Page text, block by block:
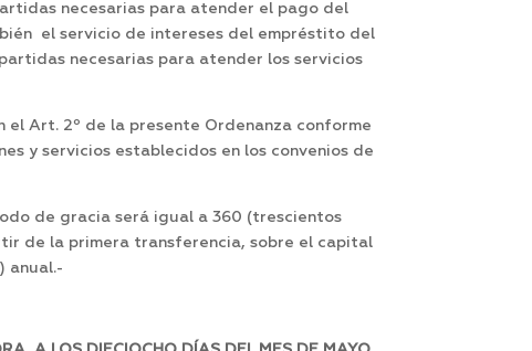
necesarias para atender el pago del
el servicio de intereses del empréstito del
necesarias para atender los servicios
Art. 2º de la presente Ordenanza conforme
y servicios establecidos en los convenios de
de gracia será igual a 360 (trescientos
de la primera transferencia, sobre el capital
anual.-